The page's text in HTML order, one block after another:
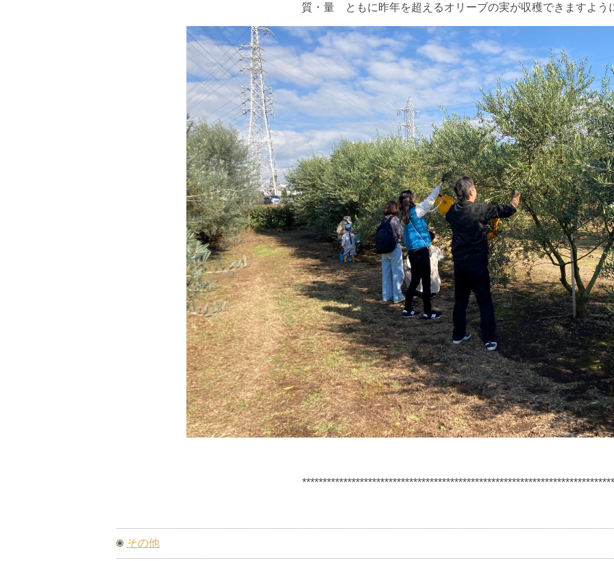
質・量 ともに昨年を超えるオリーブの実が収穫できますよう
その他